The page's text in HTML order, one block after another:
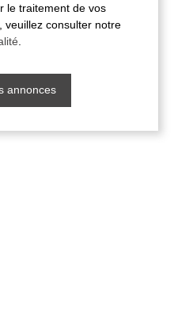
le traitement de vos
veuillez consulter notre
annonces